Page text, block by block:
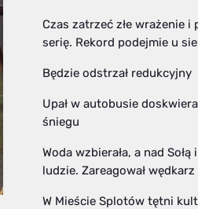
Czas zatrzeć złe wrażenie i
serię. Rekord podejmie u
Będzie odstrzał redukcyjny
Upał w autobusie
śniegu
Woda wzbierała, a nad
ludzie. Zareagował wędkarz
W Mieście Splotów tętni